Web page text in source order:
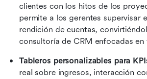
clientes con los hitos de los
permite a los gerentes supervisar
rendición de cuentas,
consultoría de CRM enfocadas
Tableros personalizables para
real sobre ingresos, interacción